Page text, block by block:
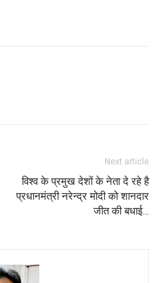
Next article
विश्व के प्रमुख देशों के नेता दे रहे है
प्रधानमंत्री नरेन्द्र मोदी को शानदार
जीत की बधाई…